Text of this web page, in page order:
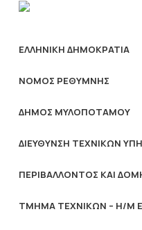
ΕΛΛΗΝΙΚΗ ΔΗΜΟΚΡΑΤΙΑ
ΝΟΜΟΣ ΡΕΘΥΜΝΗΣ
ΔΗΜΟΣ ΜΥΛΟΠΟΤΑΜΟΥ
ΔΙΕΥΘΥΝΣΗ ΤΕΧΝΙΚΩΝ
ΠΕΡΙΒΑΛΛΟΝΤΟΣ ΚΑΙ
ΤΜΗΜΑ ΤΕΧΝΙΚΩΝ – Η/Μ